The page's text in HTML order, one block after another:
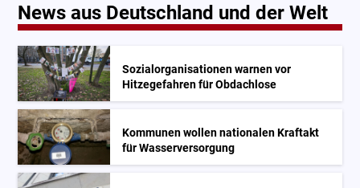
News aus Deutschland und der Welt
Sozialorganisationen warnen vor
Hitzegefahren für Obdachlose
Kommunen wollen nationalen Kraftakt
für Wasserversorgung